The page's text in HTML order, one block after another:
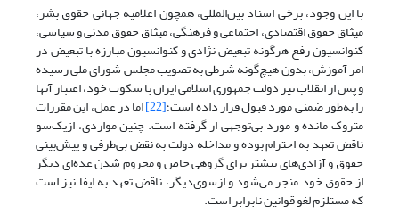
با این وجود، برخی اسناد بین‌المللی، همچون اعلامیه‌ جهانی حقوق بشر،
میثاق حقوق اقتصادی، اجتماعی و فرهنگی، میثاق حقوق مدنی و سیاسی،
کنوانسیون رفع هرگونه تبعیض‌ نژادی و کنوانسیون مبارزه با تبعیض در
امر آموزش، بدون هیچ‌گونه شرطی به تصویب مجلس شورای ملی رسیده
و پس از انقلاب نیز دولت جمهوری اسلامی ایران با سکوت خود، اعتبار آنها
را به‌طور ضمنی مورد قبول قرار داده است؛[22] اما در عمل، این مقررات
متروک مانده و مورد بی‌توجهی ار گرفته است. چنین مواردی، ازیک‌سو
ناقض تعهد به احترام بوده و مداخله‌ دولت به نقض بی‌طرفی و پیش‌بینی
حقوق و آزادی‌های بیشتر برای گروهی خاص و محروم شدن عده‌ای دیگر
از حقوق خود منجر می‌شود و از‌سوی‌دیگر، ناقض تعهد به ایفا نیز است
که مستلزم لغو قوانین نابرابر است.